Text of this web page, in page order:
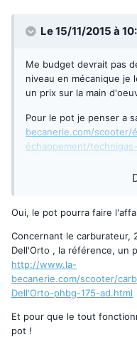
Le 15/11/2015 à
Me budget devrait pas
niveau en mécanique je
un prix sur la main
Pour le pot je penser a
becanerie.com/scooter/
échappement/
becanerie.com/scooter/
pour le variateur j'en est
Oui, le pot pourra faire
Concernant le carburateur,
Dell'Orto , la référence, un
http://www.la-
becanerie.com/scooter/
Dell'Orto-phbg-175-ad.html
Et pour que le tout
pot !